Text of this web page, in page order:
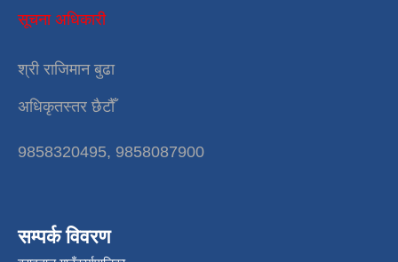
सूचना अधिकारी
श्री राजिमान बुढा
अधिकृतस्तर छैटौँ
9858320495, 9858087900
सम्पर्क विवरण